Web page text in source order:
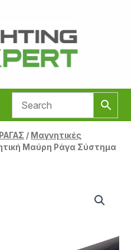
/ Μαγνητικές
Μαύρη Ράγα Σύστημα